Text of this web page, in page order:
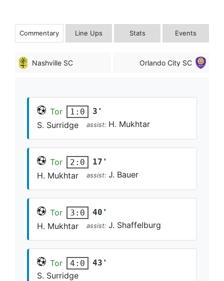
Commentary Line Ups Stats Events
Nashville SC Orlando City SC
Tor 1:0 3'
S. Surridge assist: H. Mukhtar
Tor 2:0 17'
H. Mukhtar assist: J. Bauer
Tor 3:0 40'
H. Mukhtar assist: J. Shaffelburg
Tor 4:0 43'
S. Surridge